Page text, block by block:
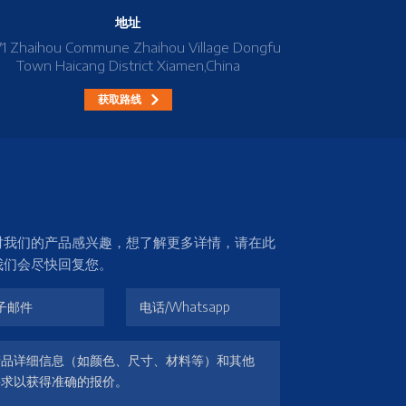
地址
Zhaihou Commune Zhaihou Village Dongfu
Town Haicang District Xiamen,China
获取路线
我们的产品感兴趣，想了解更多详情，请在此
会尽快回复您。